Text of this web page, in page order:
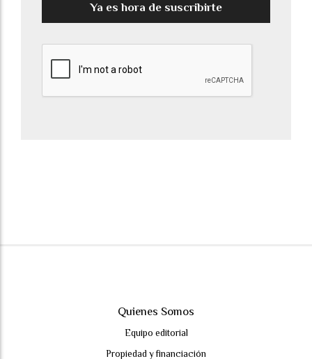
Ya es hora de suscribirte
Quienes Somos
Equipo editorial
Propiedad y financiación